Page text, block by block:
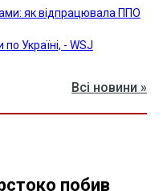
як відпрацювала ППО
по Україні, - WSJ
Всі новини »
побив